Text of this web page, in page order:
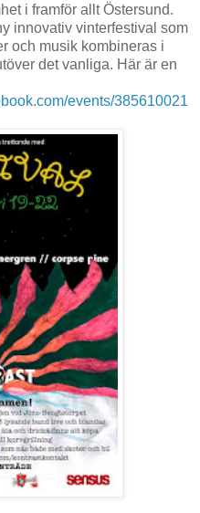
i framför allt Östersund.
innovativ vinterfestival som
och musik kombineras i
det vanliga. Här är en
events/385610021